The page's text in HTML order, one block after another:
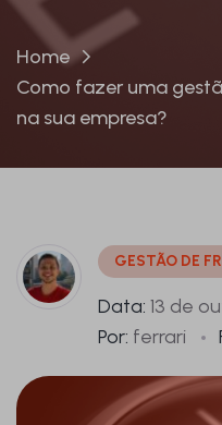
Home
Como fazer uma
na sua empresa?
GESTÃO DE
Data: 13 de
Por: ferrari